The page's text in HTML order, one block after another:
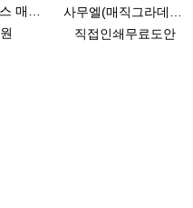
직접인쇄무료도안